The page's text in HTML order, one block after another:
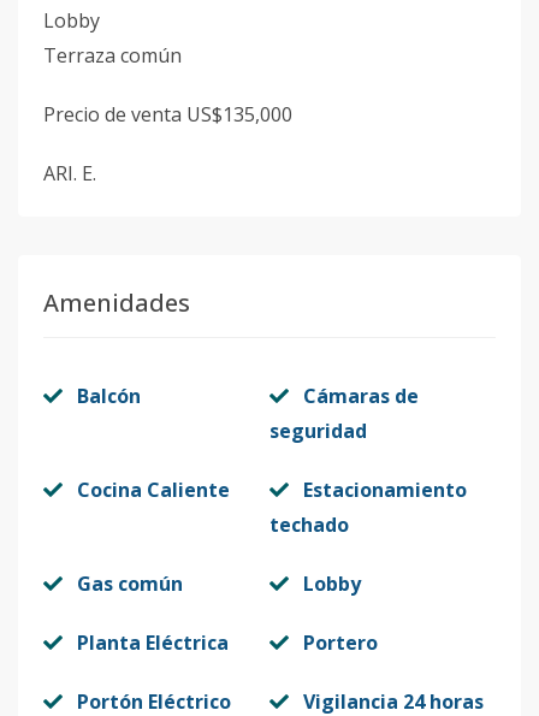
Lobby
Terraza común
Precio de venta US$135,000
ARI. E.
Amenidades
Balcón
Cámaras de
seguridad
Cocina Caliente
Estacionamiento
techado
Gas común Lobby
Planta Eléctrica Portero
Portón Eléctrico Vigilancia 24 horas